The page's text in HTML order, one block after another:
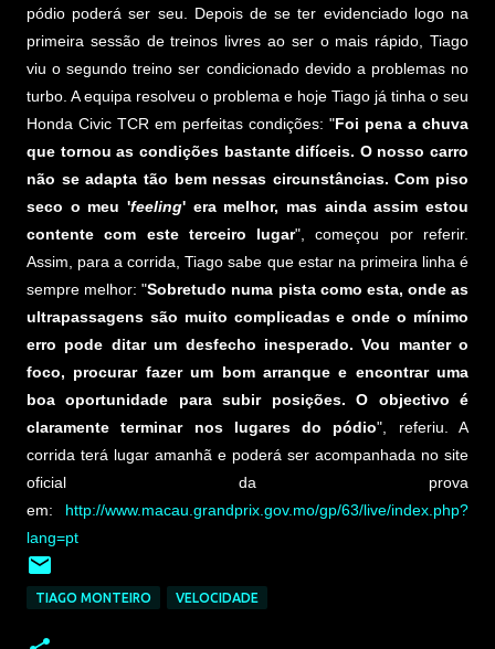
pódio poderá ser seu. Depois de se ter evidenciado logo na
primeira sessão de treinos livres ao ser o mais rápido, Tiago
viu o segundo treino ser condicionado devido a problemas no
turbo. A equipa resolveu o problema e hoje Tiago já tinha o seu
Honda Civic TCR em perfeitas condições: "Foi pena a chuva
que tornou as condições bastante difíceis. O nosso carro
não se adapta tão bem nessas circunstâncias. Com piso
seco o meu 'feeling' era melhor, mas ainda assim estou
contente com este terceiro lugar", começou por referir.
Assim, para a corrida, Tiago sabe que estar na primeira linha é
sempre melhor: "Sobretudo numa pista como esta, onde as
ultrapassagens são muito complicadas e onde o mínimo
erro pode ditar um desfecho inesperado. Vou manter o
foco, procurar fazer um bom arranque e encontrar uma
boa oportunidade para subir posições. O objectivo é
claramente terminar nos lugares do pódio", referiu. A
corrida terá lugar amanhã e poderá ser acompanhada no site
oficial da prova
em: http://www.macau.grandprix.gov.mo/gp/63/live/index.php?
lang=pt
TIAGO MONTEIRO VELOCIDADE